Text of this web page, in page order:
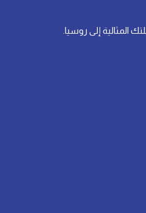
المثالية إلى روسيا.